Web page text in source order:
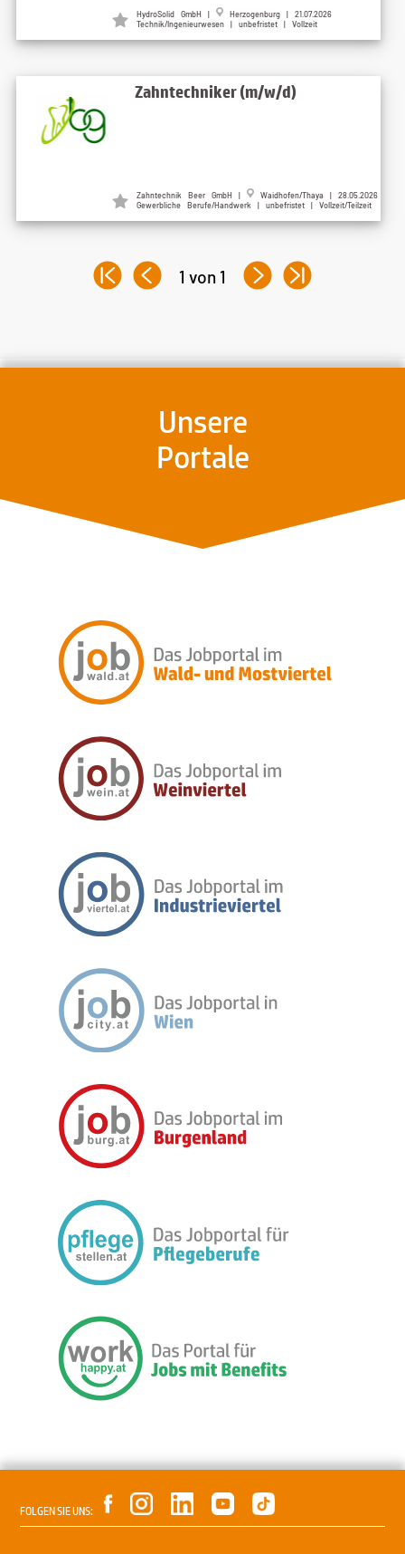
HydroSolid GmbH |
Herzogenburg | 21.07.2026
Technik/Ingenieurwesen | unbefristet | Vollzeit
Zahntechniker (m/w/d)
Zahntechnik Beer GmbH |
Waidhofen/Thaya | 28.05.2026
Gewerbliche Berufe/Handwerk | unbefristet | Vollzeit/Teilzeit
1 von 1
Unsere
Portale
FOLGEN SIE UNS: